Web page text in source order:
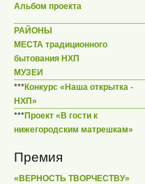
Альбом проекта
РАЙОНЫ
МЕСТА традиционного
бытования НХП
МУЗЕИ
***Конкурс «Наша открытка -
НХП»
***Проект «В гости к
нижегородским матрешкам»
Премия
«ВЕРНОСТЬ ТВОРЧЕСТВУ»